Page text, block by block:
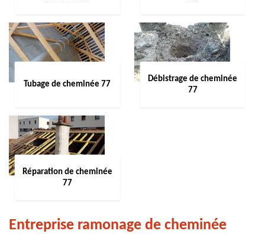
Tubage de cheminée 77
Débistrage de cheminée
77
Réparation de cheminée
77
Entreprise ramonage de cheminée